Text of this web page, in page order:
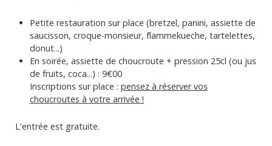
Petite restauration sur place (bretzel, panini, assiette de
saucisson, croque-monsieur, flammekueche, tartelettes,
donut...)
En soirée, assiette de choucroute + pression 25cl (ou jus
de fruits, coca...) : 9€00
Inscriptions sur place : pensez à réserver vos
choucroutes à votre arrivée !
L'entrée est gratuite.